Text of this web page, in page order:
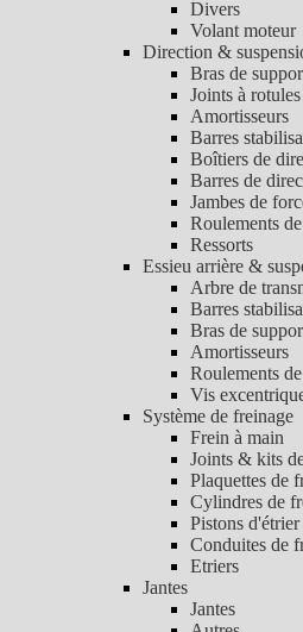
Divers
Volant moteur
Direction &
Bras de
Joints à rotules
Amortisseurs
Barres
Boîtiers de
Barres de
Jambes de
Roulements
Ressorts
Essieu arrière &
Arbre de
Barres
Bras de
Amortisseurs
Roulements
Vis
Système de freinage
Frein à main
Joints & kits
Plaquettes de
Cylindres de
Pistons d'étrier
Conduites de
Etriers
Jantes
Jantes